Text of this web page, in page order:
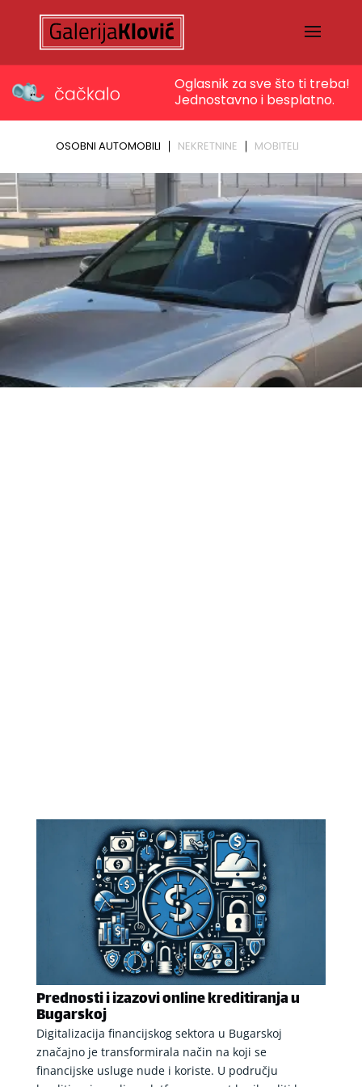
Prednosti i izazovi online kreditiranja u
Bugarskoj
Digitalizacija financijskog sektora u Bugarskoj
značajno je transformirala način na koji se
financijske usluge nude i koriste. U području